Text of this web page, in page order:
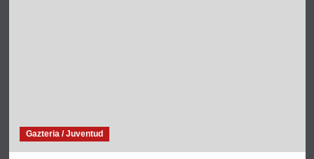
Gazteria / Juventud